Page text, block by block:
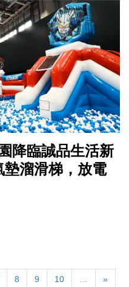
降臨誠品生活新
墊溜滑梯，放電
8 9 10 »